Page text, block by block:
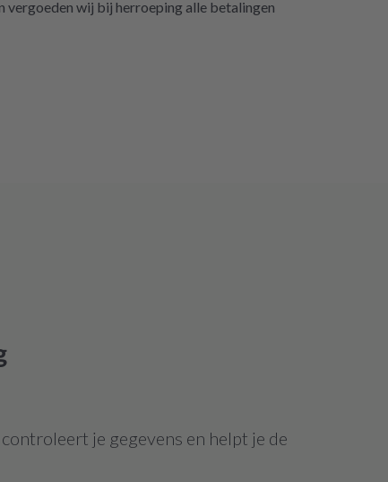
vergoeden wij bij herroeping alle betalingen
je gegevens en helpt je de